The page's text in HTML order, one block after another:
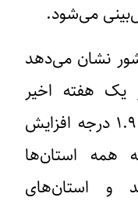
می‌شود.
نشان می‌دهد
یک هفته اخیر
نسبت به مقایسه بلند مدت ۱.۹ درجه افزایش
همه استان‌ها
و استان‌های